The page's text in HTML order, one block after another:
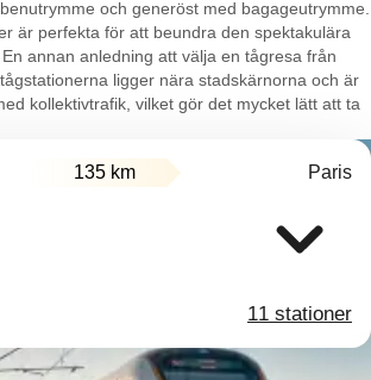
och generöst med bagageutrymme.
är perfekta för att beundra den spektakulära
annan anledning att välja en tågresa från
ligger nära stadskärnorna och är
kollektivtrafik, vilket gör det mycket lätt att ta
135 km Paris
11 stationer